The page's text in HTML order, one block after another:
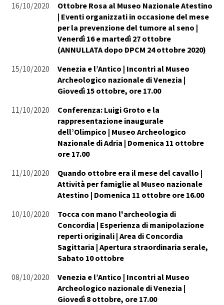
16/10/2020
Ottobre Rosa al Museo Nazionale Atestino
| Eventi organizzati in occasione del mese
per la prevenzione del tumore al seno |
Venerdì 16 e martedì 27 ottobre
(ANNULLATA dopo DPCM 24 ottobre 2020)
15/10/2020
Venezia e l’Antico | Incontri al Museo
Archeologico nazionale di Venezia |
Giovedì 15 ottobre, ore 17.00
11/10/2020
Conferenza: Luigi Groto e la
rappresentazione inaugurale
dell’Olimpico | Museo Archeologico
Nazionale di Adria | Domenica 11 ottobre
ore 17.00
11/10/2020
Quando ottobre era il mese del cavallo |
Attività per famiglie al Museo nazionale
Atestino | Domenica 11 ottobre ore 16.00
10/10/2020
Tocca con mano l'archeologia di
Concordia | Esperienza di manipolazione
reperti originali | Area di Concordia
Sagittaria | Apertura straordinaria serale,
Sabato 10 ottobre
08/10/2020
Venezia e l’Antico | Incontri al Museo
Archeologico nazionale di Venezia |
Giovedì 8 ottobre, ore 17.00